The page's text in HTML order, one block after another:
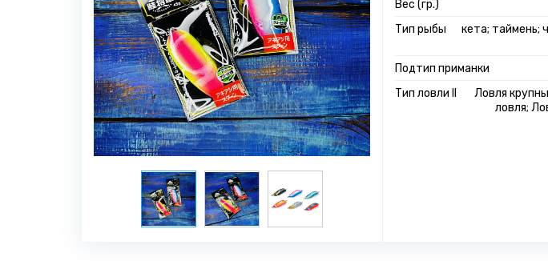
Вес (гр.)
Тип рыбы
кета; таймень;
Подтип приманки
Тип ловли II
Ловля
ловля;